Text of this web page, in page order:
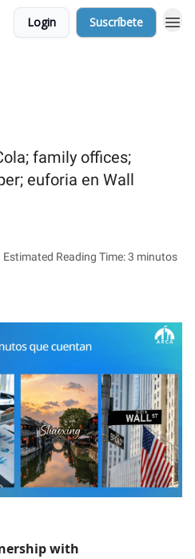
Login Suscríbete
family offices;
euforia en Wall
Estimated Reading Time: 3 minutos
with